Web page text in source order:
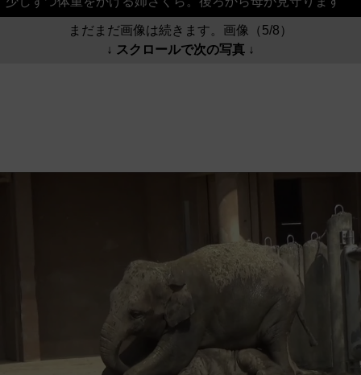
まだまだ画像は続きます。画像（5/8）
↓ スクロールで次の写真 ↓